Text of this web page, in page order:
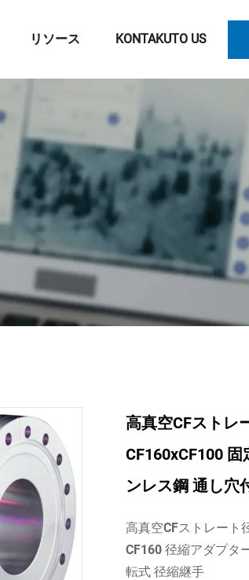
リソース KONTAKUTO US
高真空CFストレ
CF160xCF100
ンレス鋼 通し穴
高真空CFストレート
CF160 径縮アダプタ
転式 径縮継手